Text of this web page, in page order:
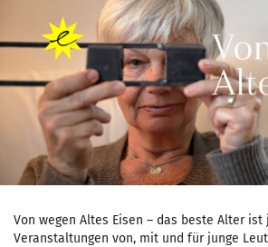
Haupt-
Inhalt
Marli
Bossert
Stiftung
e.V.
Von wegen Altes Eisen – das beste Alter ist
Veranstaltungen von, mit und für junge